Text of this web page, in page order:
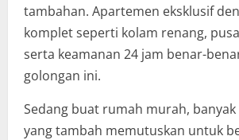
tambahan. Apartemen eksklusif
komplet seperti kolam renang,
serta keamanan 24 jam benar-
golongan ini.
Sedang buat rumah murah,
yang tambah memutuskan untuk